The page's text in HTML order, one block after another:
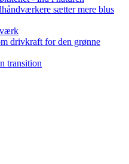
sætter mere blus
drivkraft for den grønne
transition